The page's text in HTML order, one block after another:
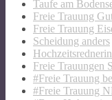
Taufe am
Freie Trauung
Freie Trauung
Scheidung anders
Freie Trauungen
#Freie Trauung
#Freie Trauung